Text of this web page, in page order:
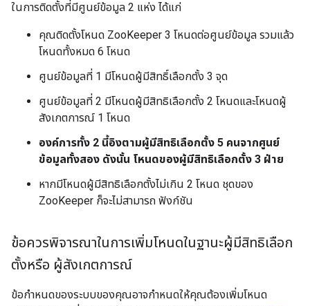
ในการติดตั้งที่มีศูนย์ข้อมูล 2 แห่ง ได้แก่
คุณติดตั้งโหนด ZooKeeper 3 โหนดต่อศูนย์ข้อมูล รวมแล้ว
โหนดทั้งหมด 6 โหนด
ศูนย์ข้อมูลที่ 1 มีโหนดผู้มีสิทธิ์เลือกตั้ง 3 จุด
ศูนย์ข้อมูลที่ 2 มีโหนดผู้มีสิทธิเลือกตั้ง 2 โหนดและโหนดผู้
สังเกตการณ์ 1 โหนด
องค์การทั้ง 2 นี้อิงตามผู้มีสิทธิเลือกตั้ง 5 คนจากศูนย์
ข้อมูลทั้งสอง ดังนั้น โหนดของผู้มีสิทธิเลือกตั้ง 3 ฝ่าย
หากมีโหนดผู้มีสิทธิเลือกตั้งไม่เกิน 2 โหนด ชุดของ
ZooKeeper ก็จะไม่สามารถ ฟังก์ชัน
ข้อควรพิจารณาในการเพิ่มโหนดในฐานะผู้มีสิทธิเลือก
ตั้งหรือ ผู้สังเกตการณ์
ข้อกำหนดของระบบของคุณอาจกำหนดให้คุณต้องเพิ่มโหนด